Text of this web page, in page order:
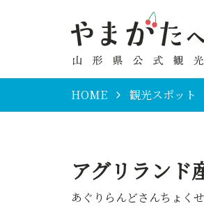
HOME 観光スポット
アグリランド
あぐりらんどさんちょく